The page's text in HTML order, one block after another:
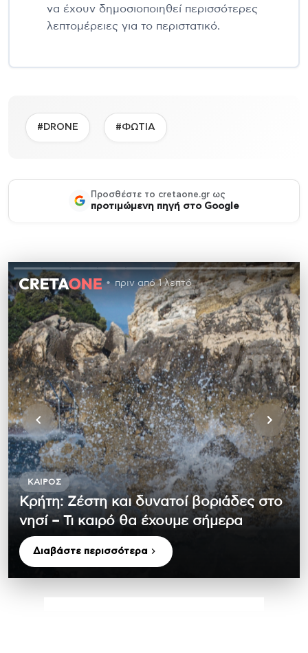
να έχουν δημοσιοποιηθεί περισσότερες
λεπτομέρειες για το περιστατικό.
#DRONE #ΦΩΤΙΑ
Προσθέστε το cretaone.gr ως
προτιμώμενη πηγή στο Google
πριν από 1 λεπτό
ΚΑΙΡΌΣ
Κρήτη: Ζέστη και δυνατοί βοριάδες στο
νησί – Τι καιρό θα έχουμε σήμερα
Διαβάστε περισσότερα